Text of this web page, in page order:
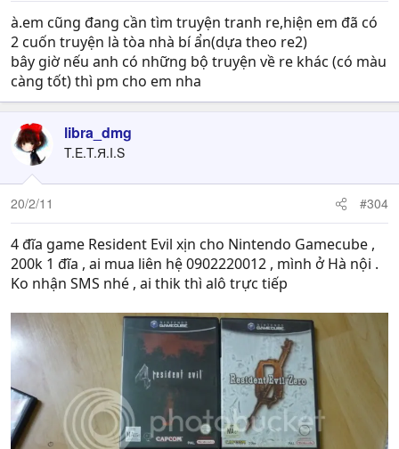
à.em cũng đang cần tìm truyện tranh re,hiện em đã có
2 cuốn truyện là tòa nhà bí ẩn(dựa theo re2)
bây giờ nếu anh có những bộ truyện về re khác (có màu
càng tốt) thì pm cho em nha
libra_dmg
T.E.T.Я.I.S
20/2/11 #304
4 đĩa game Resident Evil xịn cho Nintendo Gamecube ,
200k 1 đĩa , ai mua liên hệ 0902220012 , mình ở Hà nội .
Ko nhận SMS nhé , ai thik thì alô trực tiếp